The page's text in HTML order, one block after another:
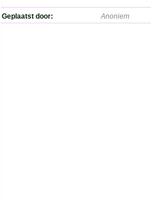
Geplaatst door: Anoniem